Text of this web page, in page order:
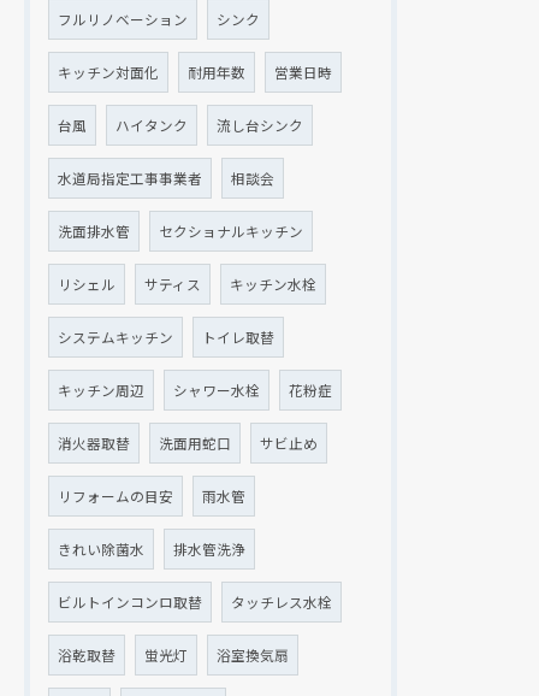
フルリノベーション シンク
キッチン対面化 耐用年数 営業日時
台風 ハイタンク 流し台シンク
水道局指定工事事業者 相談会
洗面排水管 セクショナルキッチン
リシェル サティス キッチン水栓
システムキッチン トイレ取替
キッチン周辺 シャワー水栓 花粉症
消火器取替 洗面用蛇口 サビ止め
リフォームの目安 雨水管
きれい除菌水 排水管洗浄
ビルトインコンロ取替 タッチレス水栓
浴乾取替 蛍光灯 浴室換気扇